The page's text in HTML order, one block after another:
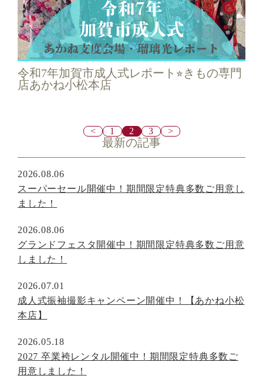
最新の記事
2026.08.06
スーパーセール開催中！期間限定特典多数ご用意し
ました！
2026.08.06
グランドフェスタ開催中！期間限定特典多数ご用意
しました！
2026.07.01
成人式振袖撮影キャンペーン開催中！【あかね小松
本店】
2026.05.18
2027 卒業袴レンタル開催中！期間限定特典多数ご
用意しました！
令和7年加賀市成人式レポート⭐︎きもの専門
店あかね小松本店
< 1 2 3 >